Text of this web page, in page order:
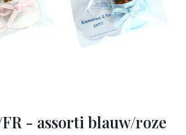
- assorti blauw/roze